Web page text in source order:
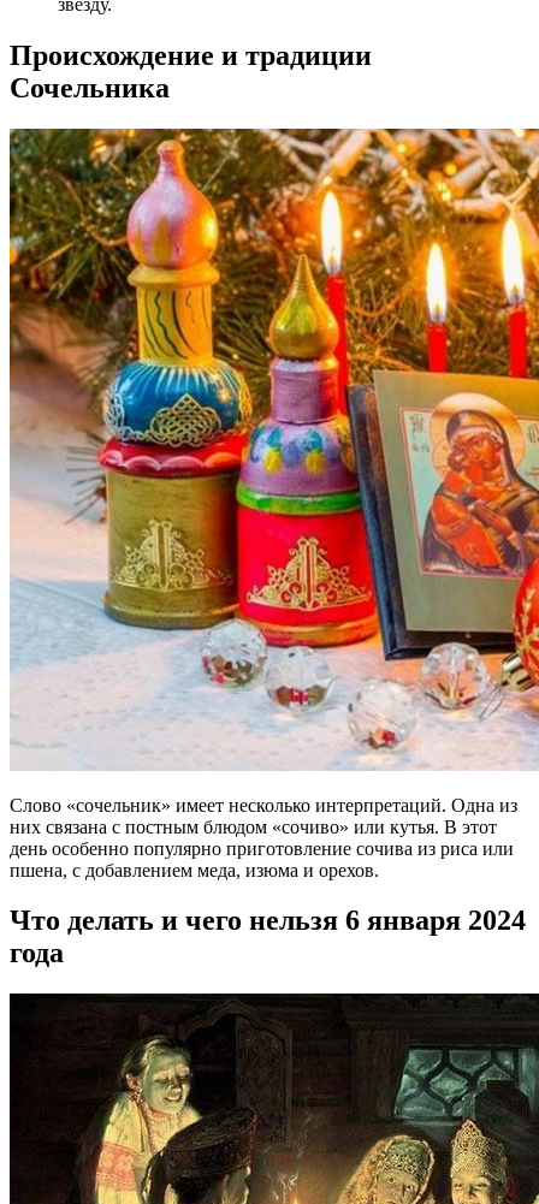
Происхождение и традиции
Сочельника
Слово «сочельник» имеет несколько интерпретаций. Одна из
них связана с постным блюдом «сочиво» или кутья. В этот
день особенно популярно приготовление сочива из риса или
пшена, с добавлением меда, изюма и орехов.
Что делать и чего нельзя 6 января 2024
года